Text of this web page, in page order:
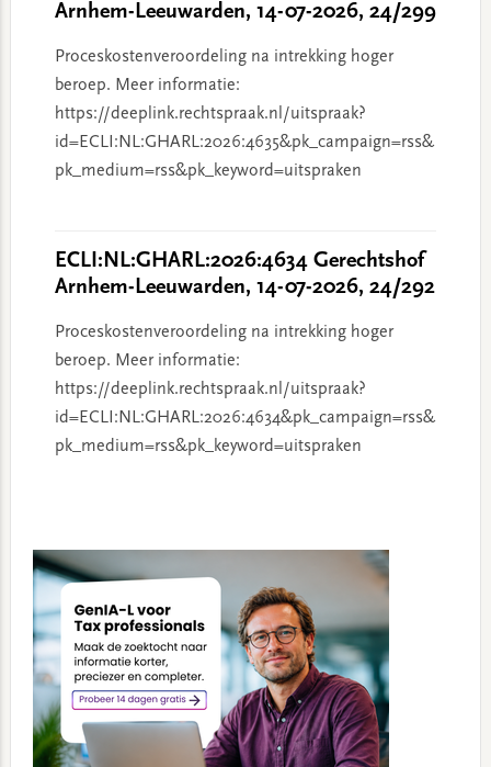
Arnhem-Leeuwarden, 14-07-2026, 24/299
Proceskostenveroordeling na intrekking hoger
beroep. Meer informatie:
https://deeplink.rechtspraak.nl/uitspraak?
id=ECLI:NL:GHARL:2026:4635&pk_campaign=rss&
pk_medium=rss&pk_keyword=uitspraken
ECLI:NL:GHARL:2026:4634 Gerechtshof
Arnhem-Leeuwarden, 14-07-2026, 24/292
Proceskostenveroordeling na intrekking hoger
beroep. Meer informatie:
https://deeplink.rechtspraak.nl/uitspraak?
id=ECLI:NL:GHARL:2026:4634&pk_campaign=rss&
pk_medium=rss&pk_keyword=uitspraken
Sidebar